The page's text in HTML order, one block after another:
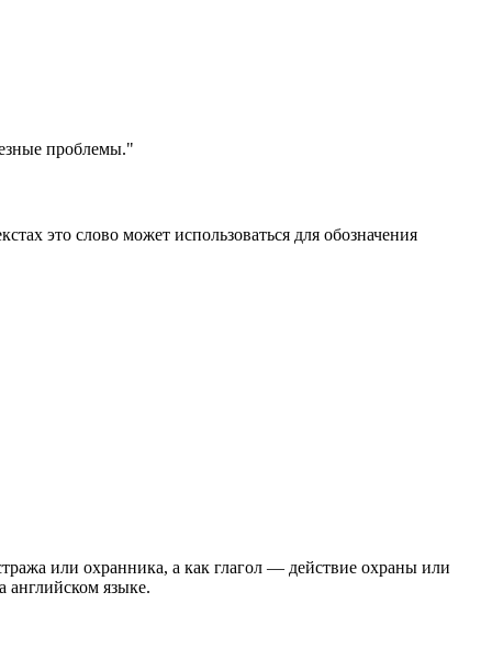
проблемы."
это слово может использоваться для обозначения
или охранника, а как глагол — действие охраны или
английском языке.